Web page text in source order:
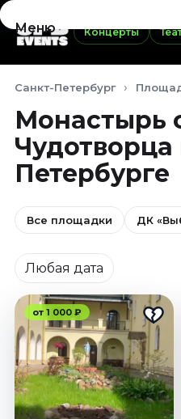
Концерты
Меню
Август 2026
Сентябрь 2026
Октябрь 2026
Ноябрь 2026
Декабрь 2026
Театр
Август 2026
Сентябрь 2026
Октябрь 2026
Ноябрь 2026
Декабрь 2026
Январь 2027
Стендап
Санкт-Петербург
Монастырь
Чудотворца
Петербурге
Все площадки ДК
Дата
Любая дата
от 1 000 ₽